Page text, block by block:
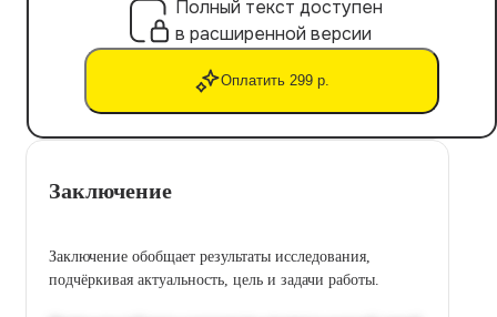
Полный текст доступен
в расширенной версии
Оплатить 299 р.
Заключение
Заключение обобщает результаты исследования,
подчёркивая актуальность, цель и задачи работы.